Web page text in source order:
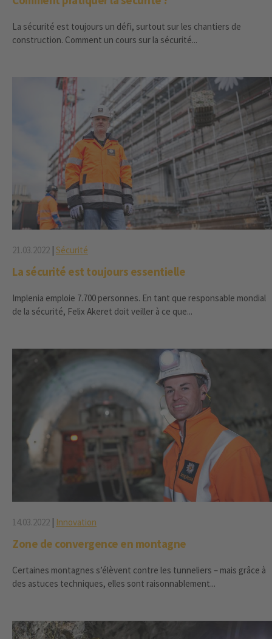
La sécurité est toujours un défi, surtout sur les chantiers de
construction. Comment un cours sur la sécurité...
21.03.2022 Sécurité
La sécurité est toujours essentielle
Implenia emploie 7.700 personnes. En tant que responsable mondial
de la sécurité, Felix Akeret doit veiller à ce que...
14.03.2022 | Innovation
Zone de convergence en montagne
Certaines montagnes s’élèvent contre les tunneliers – mais grâce à
des astuces techniques, elles sont raisonnablement...